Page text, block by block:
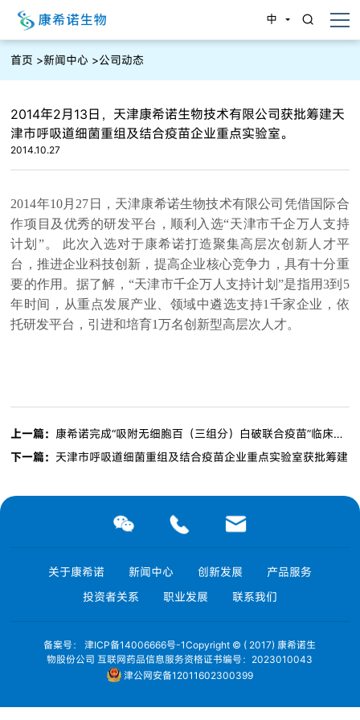
中
首页 >新闻中心 >公司动态
2014年2月13日，天津康希诺生物技术有限公司获批筹建天
津市呼吸道细菌重组及结合疫苗企业重点实验室。
2014.10.27
2014年10月27日，天津康希诺生物技术有限公司凭借国际合
作项目及优秀的研发平台，顺利入选“天津市千企万人支持
计划”。 此次入选对于康希诺打造聚集高层次创新人才平
台，推进企业科技创新，提高企业核心竞争力，具有十分重
要的作用。 据了解，“天津市千企万人支持计划”是指用3到5
年时间，从重点发展产业、领域中遴选支持1千家企业，依
托研发平台，引进和培育1万名创新型高层次人才。
上一篇： 康希诺完成“吸附无细胞百（三组分）白破联合疫苗”临床研究申请
下一篇： 天津市呼吸道细菌重组及结合疫苗企业重点实验室获批筹建
关于康希诺 新闻中心 创新发展
产品服务
投资者关系
职业发展 联系我们
备案号： 津ICP备14006666号-1Copyright © ( 2017) 康希诺生
物股份公司 互联网药品信息服务资格证书编号：2023010043
津公网安备12011602300399